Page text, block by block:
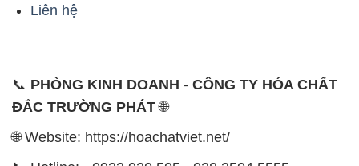
ĐẮC TRƯỜNG PHÁT
- 028.3756.1835 - 028.3756.1840 - 028.3756.1841-